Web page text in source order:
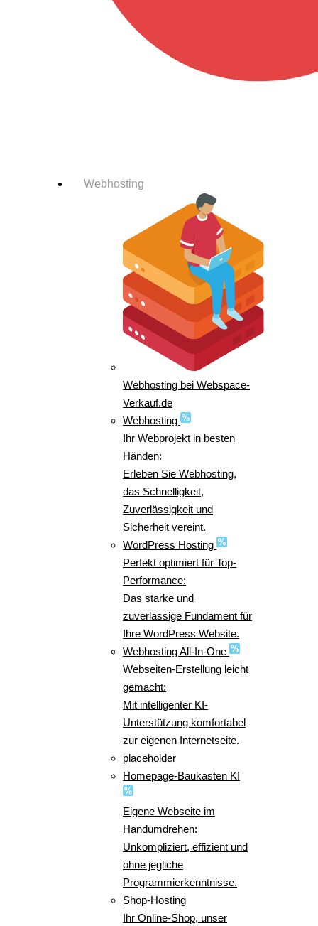
Webhosting
Webhosting bei Webspace-
Verkauf.de
Webhosting
Ihr Webprojekt in besten
Händen:
Erleben Sie Webhosting,
das Schnelligkeit,
Zuverlässigkeit und
Sicherheit vereint.
WordPress Hosting
Perfekt optimiert für Top-
Performance:
Das starke und
zuverlässige Fundament für
Ihre WordPress Website.
Webhosting All-In-One
Webseiten-Erstellung leicht
gemacht:
Mit intelligenter KI-
Unterstützung komfortabel
zur eigenen Internetseite.
placeholder
Homepage-Baukasten KI
Eigene Webseite im
Handumdrehen:
Unkompliziert, effizient und
ohne jegliche
Programmierkenntnisse.
Shop-Hosting
Ihr Online-Shop, unser